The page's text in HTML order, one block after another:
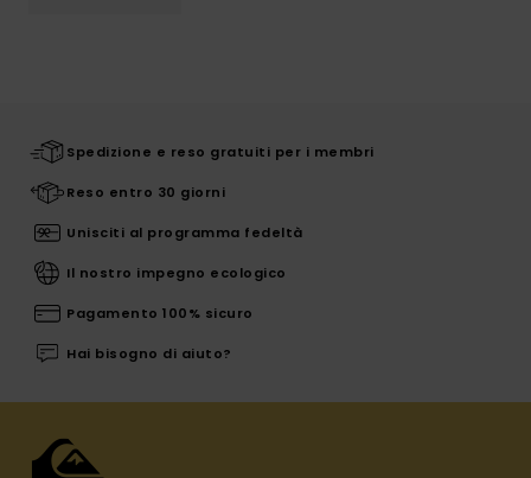
Spedizione e reso gratuiti per i membri
Reso entro 30 giorni
Unisciti al programma fedeltà
Il nostro impegno ecologico
Pagamento 100% sicuro
Hai bisogno di aiuto?